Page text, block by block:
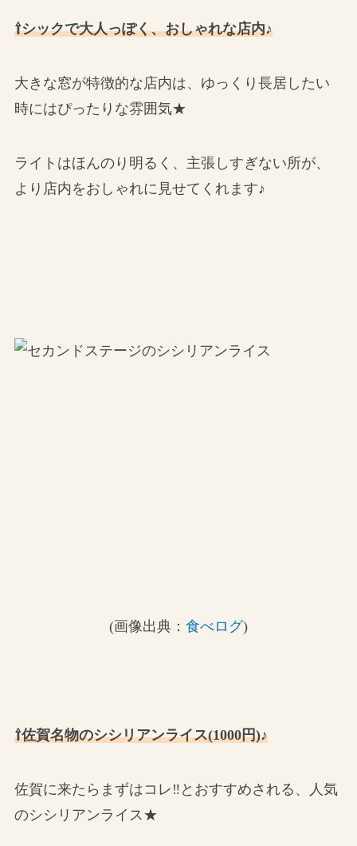
⇧シックで大人っぽく、おしゃれな店内♪
大きな窓が特徴的な店内は、ゆっくり長居したい
時にはぴったりな雰囲気★
ライトはほんのり明るく、主張しすぎない所が、
より店内をおしゃれに見せてくれます♪
(画像出典： 食べログ)
⇧佐賀名物のシシリアンライス(1000円)♪
佐賀に来たらまずはコレ‼とおすすめされる、人気
のシシリアンライス★